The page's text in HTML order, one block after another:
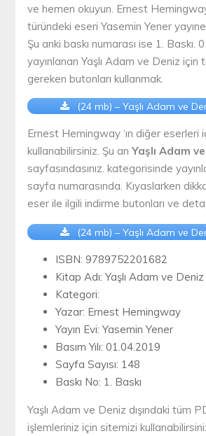
ve hemen okuyun. Ernest
türündeki eseri Yasemin Yener
Şu anki baskı numarası ise 1. Baskı.
yayınlanan Yaşlı Adam ve Deniz için
gereken butonları kullanmak.
(24 mb) – Yaşlı Adam ve
Ernest Hemingway ‘ın diğer eserleri
kullanabilirsiniz. Şu anYaşlı Adam
sayfasındasınız. kategorisinde
sayfa numarasında. Kıyaslarken
eser ile ilgili indirme butonları ve
(24 mb) – Yaşlı Adam ve
ISBN: 9789752201682
Kitap Adı: Yaşlı Adam ve Deniz
Kategori:
Yazar: Ernest Hemingway
Yayın Evi: Yasemin Yener
Basım Yılı: 01.04.2019
Sayfa Sayısı: 148
Baskı No: 1. Baskı
Yaşlı Adam ve Deniz dışındaki tüm
işlemleriniz için sitemizi